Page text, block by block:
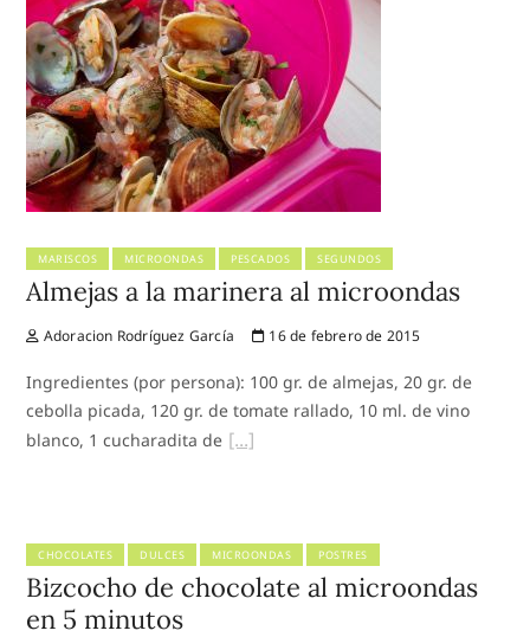
MARISCOS MICROONDAS PESCADOS SEGUNDOS
Almejas a la marinera al microondas
Adoracion Rodríguez García 16 de febrero de 2015
Ingredientes (por persona): 100 gr. de almejas, 20 gr. de
cebolla picada, 120 gr. de tomate rallado, 10 ml. de vino
blanco, 1 cucharadita de
CHOCOLATES DULCES MICROONDAS POSTRES
Bizcocho de chocolate al microondas
en 5 minutos